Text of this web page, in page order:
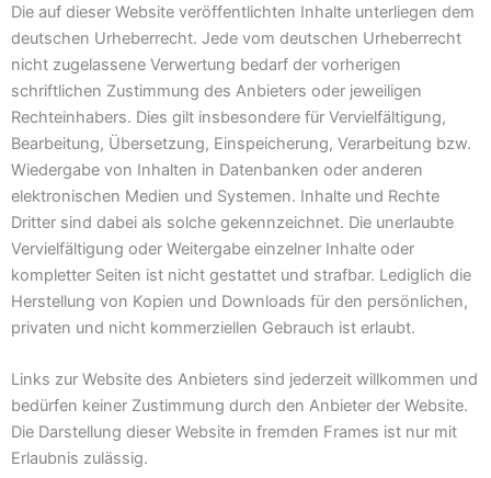
Die auf dieser Website veröffentlichten Inhalte unterliegen dem
deutschen Urheberrecht. Jede vom deutschen Urheberrecht
nicht zugelassene Verwertung bedarf der vorherigen
schriftlichen Zustimmung des Anbieters oder jeweiligen
Rechteinhabers. Dies gilt insbesondere für Vervielfältigung,
Bearbeitung, Übersetzung, Einspeicherung, Verarbeitung bzw.
Wiedergabe von Inhalten in Datenbanken oder anderen
elektronischen Medien und Systemen. Inhalte und Rechte
Dritter sind dabei als solche gekennzeichnet. Die unerlaubte
Vervielfältigung oder Weitergabe einzelner Inhalte oder
kompletter Seiten ist nicht gestattet und strafbar. Lediglich die
Herstellung von Kopien und Downloads für den persönlichen,
privaten und nicht kommerziellen Gebrauch ist erlaubt.
Links zur Website des Anbieters sind jederzeit willkommen und
bedürfen keiner Zustimmung durch den Anbieter der Website.
Die Darstellung dieser Website in fremden Frames ist nur mit
Erlaubnis zulässig.